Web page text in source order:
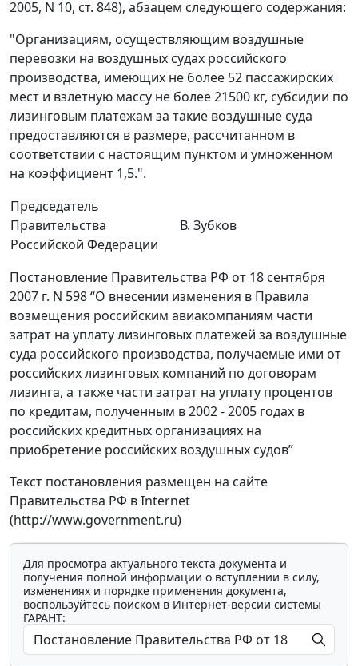
2005, N 10, ст. 848), абзацем следующего содержания:
"Организациям, осуществляющим воздушные
перевозки на воздушных судах российского
производства, имеющих не более 52 пассажирских
мест и взлетную массу не более 21500 кг, субсидии по
лизинговым платежам за такие воздушные суда
предоставляются в размере, рассчитанном в
соответствии с настоящим пунктом и умноженном
на коэффициент 1,5.".
Председатель
Правительства
Российской Федерации
В. Зубков
Постановление Правительства РФ от 18 сентября
2007 г. N 598 “О внесении изменения в Правила
возмещения российским авиакомпаниям части
затрат на уплату лизинговых платежей за воздушные
суда российского производства, получаемые ими от
российских лизинговых компаний по договорам
лизинга, а также части затрат на уплату процентов
по кредитам, полученным в 2002 - 2005 годах в
российских кредитных организациях на
приобретение российских воздушных судов”
Текст постановления размещен на сайте
Правительства РФ в Internet
(http://www.government.ru)
Для просмотра актуального текста документа и
получения полной информации о вступлении в силу,
изменениях и порядке применения документа,
воспользуйтесь поиском в Интернет-версии системы
ГАРАНТ: